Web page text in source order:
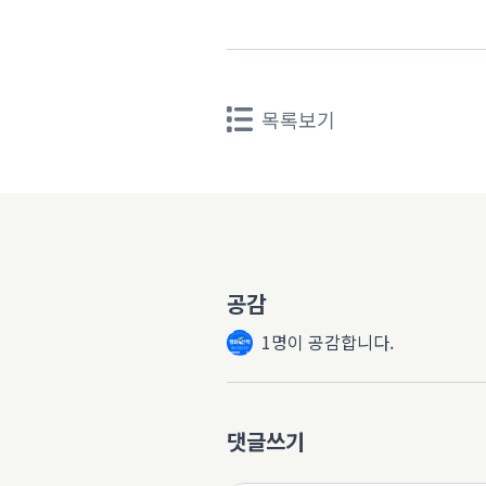
목록보기
공감
1명이 공감합니다.
댓글쓰기